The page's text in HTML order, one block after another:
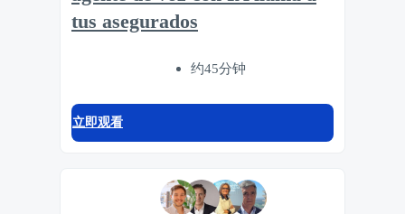
tus asegurados
约45分钟
立即观看